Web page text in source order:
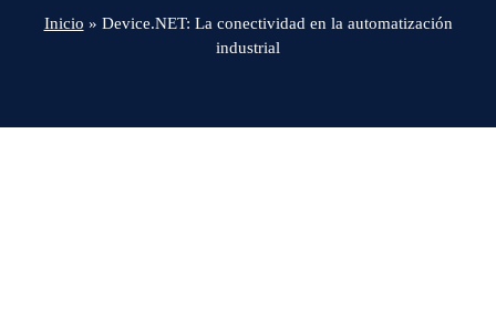
Inicio » Device.NET: La conectividad en la automatización
industrial